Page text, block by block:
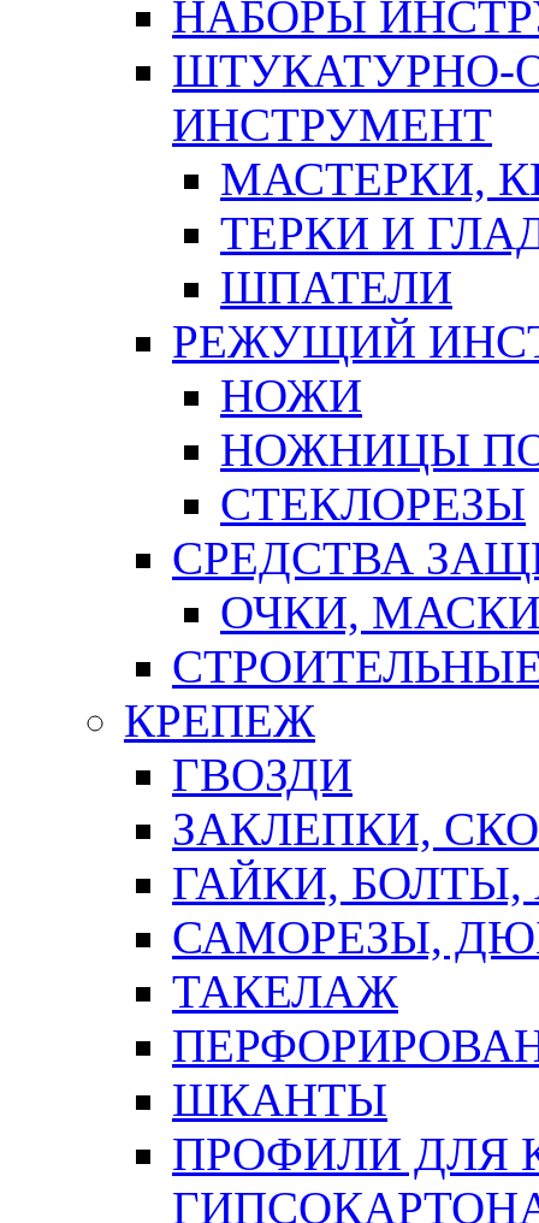
НАБОРЫ
ШТУКАТУРНО-
ИНСТРУМЕНТ
МАСТЕРКИ,
ТЕРКИ И
ШПАТЕЛИ
РЕЖУЩИЙ
НОЖИ
НОЖНИЦЫ
СТЕКЛОРЕЗЫ
СРЕДСТВА
ОЧКИ,
КРЕПЕЖ
ГВОЗДИ
ЗАКЛЕПКИ,
ГАЙКИ,
САМОРЕЗЫ,
ТАКЕЛАЖ
ШКАНТЫ
ПРОФИЛИ ДЛЯ